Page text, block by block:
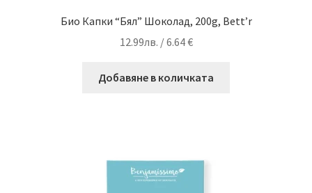
Био Капки “Бял” Шоколад, 200g, Bett’r
12.99лв. / 6.64 €
Добавяне в количката